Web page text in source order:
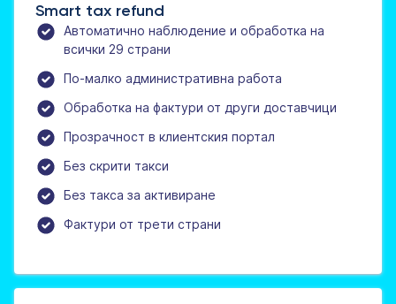
Smart tax refund
Автоматично наблюдение и обработка на
всички 29 страни
По-малко административна работа
Обработка на фактури от други доставчици
Прозрачност в клиентския портал
Без скрити такси
Без такса за активиране
Фактури от трети страни